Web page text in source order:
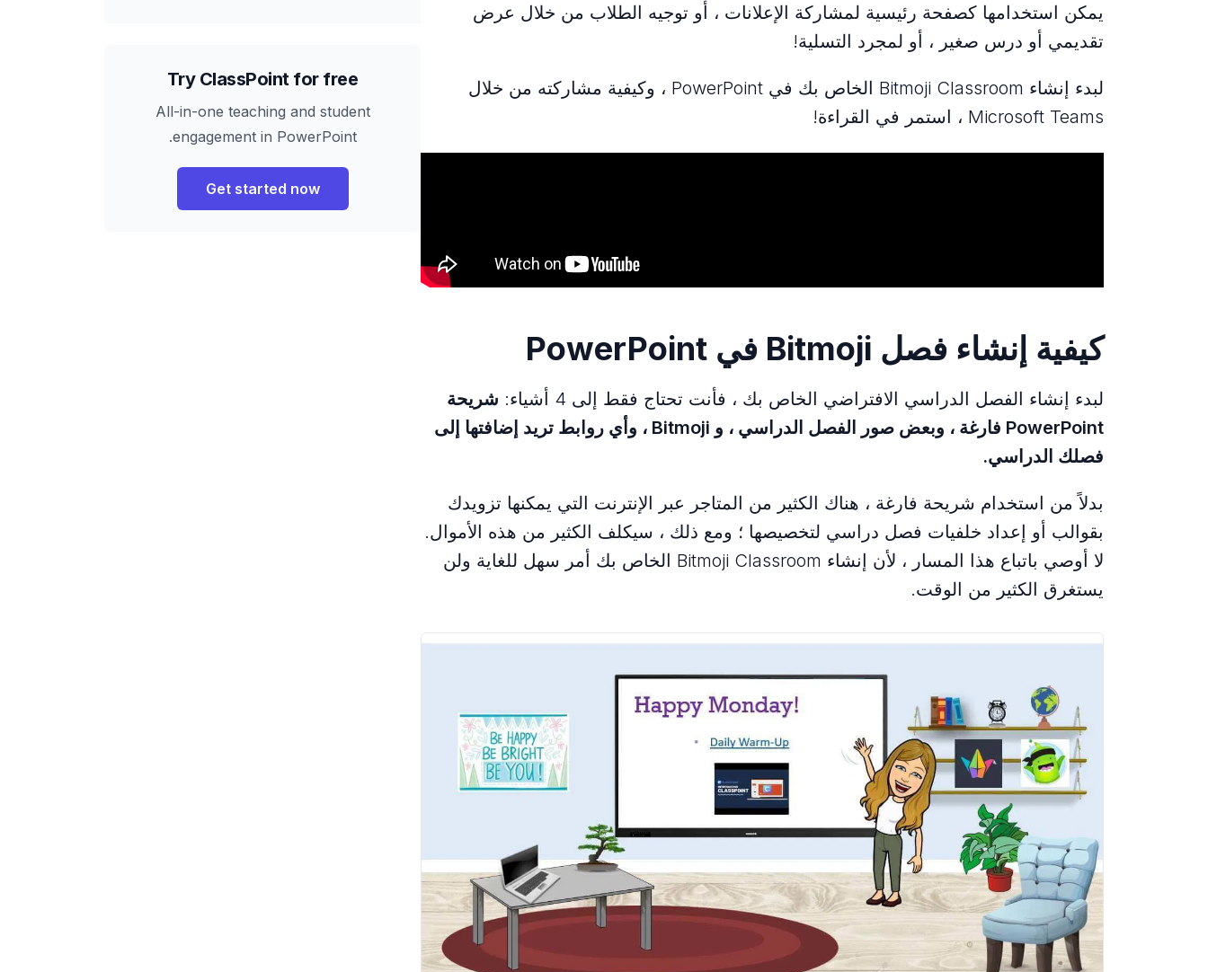
يمكن استخدامها كصفحة رئيسية لمشاركة الإعلانات ، أو توجيه الطلاب من خلال عرض
تقديمي أو درس صغير ، أو لمجرد التسلية!
لبدء إنشاء Bitmoji Classroom الخاص بك في PowerPoint ، وكيفية مشاركته من خلال
Microsoft Teams ، استمر في القراءة!
كيفية إنشاء فصل Bitmoji في PowerPoint
لبدء إنشاء الفصل الدراسي الافتراضي الخاص بك ، فأنت تحتاج فقط إلى 4 أشياء:
شريحة
PowerPoint فارغة ، وبعض صور الفصل الدراسي ، و Bitmoji ، وأي روابط تريد إضافتها إلى
فصلك الدراسي.
بدلاً من استخدام شريحة فارغة ، هناك الكثير من المتاجر عبر الإنترنت التي يمكنها تزويدك
بقوالب أو إعداد خلفيات فصل دراسي لتخصيصها ؛ ومع ذلك ، سيكلف الكثير من هذه الأموال.
لا أوصي باتباع هذا المسار ، لأن إنشاء Bitmoji Classroom الخاص بك أمر سهل للغاية ولن
يستغرق الكثير من الوقت.
Try ClassPoint for free
All-in-one teaching and student
engagement in PowerPoint.
Get started now